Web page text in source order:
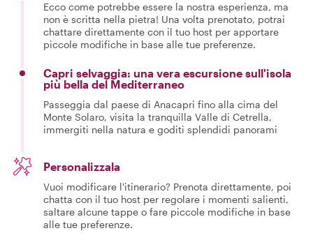
Ecco come potrebbe essere la nostra esperienza, ma
non è scritta nella pietra! Una volta prenotato, potrai
chattare direttamente con il tuo host per apportare
piccole modifiche in base alle tue preferenze.
Capri selvaggia: una vera escursione sull'isola
più bella del Mediterraneo
Passeggia dal paese di Anacapri fino alla cima del
Monte Solaro, visita la tranquilla Valle di Cetrella,
immergiti nella natura e goditi splendidi panorami
Personalizzala
Vuoi modificare l'itinerario? Prenota direttamente, poi
chatta con il tuo host per regolare i momenti salienti,
saltare alcune tappe o fare piccole modifiche in base
alle tue preferenze.